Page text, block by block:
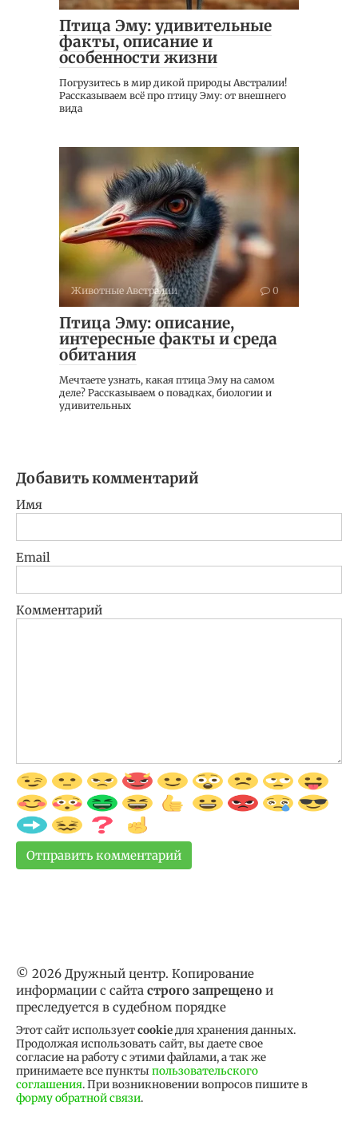
Птица Эму: удивительные
факты, описание и
особенности жизни
Погрузитесь в мир дикой природы Австралии!
Рассказываем всё про птицу Эму: от внешнего
вида
Животные Австралии 0
Птица Эму: описание,
интересные факты и среда
обитания
Мечтаете узнать, какая птица Эму на самом
деле? Рассказываем о повадках, биологии и
удивительных
Добавить комментарий
Имя
Email
Комментарий
© 2026 Дружный центр. Копирование
информации с сайта строго запрещено и
преследуется в судебном порядке
Этот сайт используетcookieдля хранения данных.
Продолжая использовать сайт, вы даете свое
согласие на работу с этими файлами, а так же
принимаете все пункты пользовательского
соглашения. При возникновении вопросов пишите в
форму обратной связи.